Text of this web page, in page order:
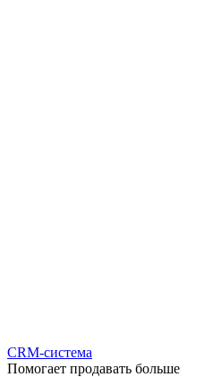
CRM-система
Помогает продавать больше